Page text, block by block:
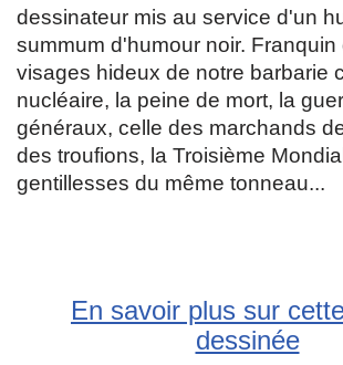
dessinateur mis au service d'un
summum d'humour noir.
visages hideux de notre barbarie
nucléaire, la peine de mort, la
généraux, celle des marchands
des troufions, la Troisième
gentillesses du même tonneau...
En savoir plus sur
dessinée